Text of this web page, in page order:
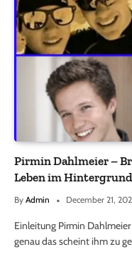
Pirmin Dahlmeier –
Leben im Hintergrund
By Admin December 21,
Einleitung Pirmin
genau das scheint ihm zu